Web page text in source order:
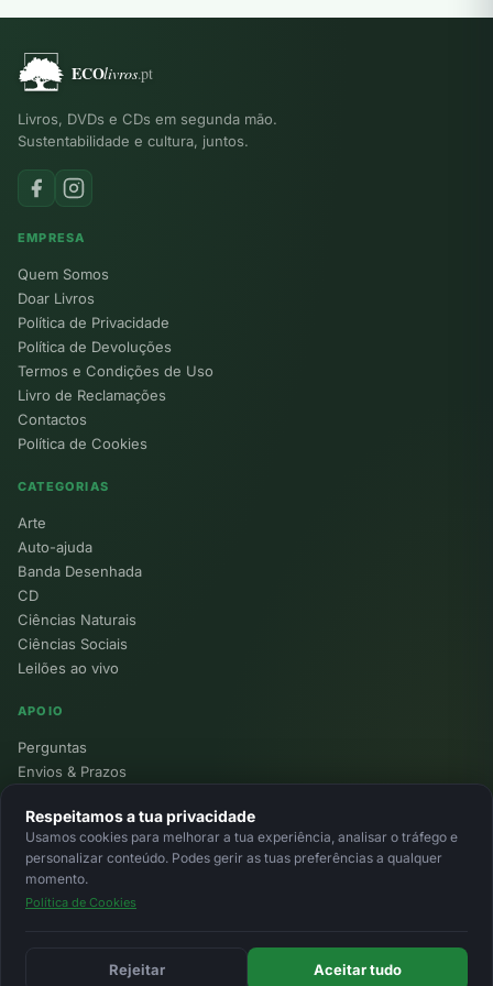
Livros, DVDs e CDs em segunda mão.
Sustentabilidade e cultura, juntos.
EMPRESA
Quem Somos
Doar Livros
Política de Privacidade
Política de Devoluções
Termos e Condições de Uso
Livro de Reclamações
Contactos
Política de Cookies
CATEGORIAS
Arte
Auto-ajuda
Banda Desenhada
CD
Ciências Naturais
Ciências Sociais
Leilões ao vivo
APOIO
Perguntas
Envios & Prazos
Devoluções
Minha Conta
© 2026 Ecolivros. Todos os direitos reservados.
Respeitamos a tua privacidade
Usamos cookies para melhorar a tua experiência, analisar o tráfego e
personalizar conteúdo. Podes gerir as tuas preferências a qualquer
momento.
Política de Cookies
Rejeitar Aceitar tudo